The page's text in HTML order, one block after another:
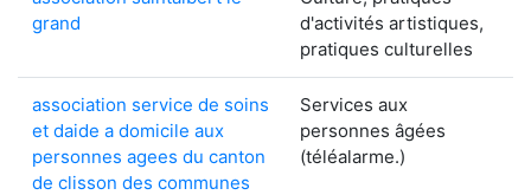
grand
d'activités artistiques,
pratiques culturelles
association service de soins
et daide a domicile aux
personnes agees du canton
de clisson des communes
Services aux
personnes âgées
(téléalarme.)